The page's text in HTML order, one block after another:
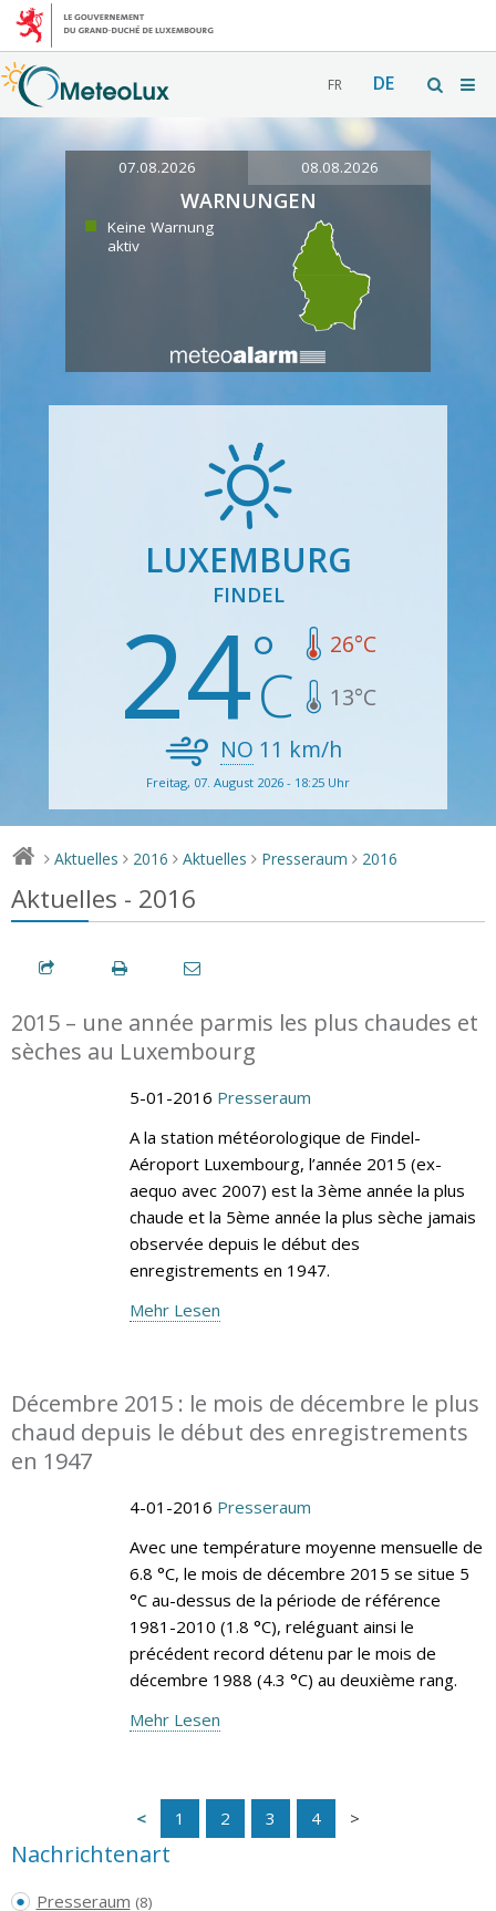
FR DE
07.08.2026 08.08.2026
WARNUNGEN
Keine Warnung
aktiv
LUXEMBURG
FINDEL
24 26°C
13°C
NO 11 km/h
Freitag, 07. August 2026 - 18:25 Uhr
> Aktuelles > 2016 > Aktuelles > Presseraum > 2016
Aktuelles - 2016
2015 – une année parmis les plus chaudes et
sèches au Luxembourg
5-01-2016 Presseraum
A la station météorologique de Findel-
Aéroport Luxembourg, l’année 2015 (ex-
aequo avec 2007) est la 3ème année la plus
chaude et la 5ème année la plus sèche jamais
observée depuis le début des
enregistrements en 1947.
Mehr Lesen
Décembre 2015 : le mois de décembre le plus
chaud depuis le début des enregistrements
en 1947
4-01-2016 Presseraum
Avec une température moyenne mensuelle de
6.8 °C, le mois de décembre 2015 se situe 5
°C au-dessus de la période de référence
1981-2010 (1.8 °C), reléguant ainsi le
précédent record détenu par le mois de
décembre 1988 (4.3 °C) au deuxième rang.
Mehr Lesen
1 2 3 4
Nachrichtenart
Presseraum (8)